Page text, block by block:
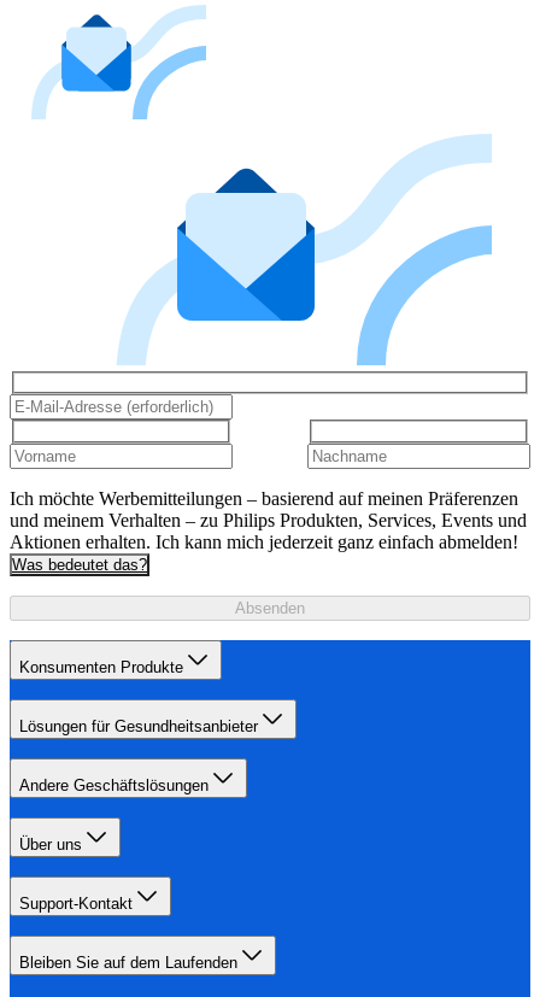
Ich möchte Werbemitteilungen – basierend auf meinen Präferenzen
und meinem Verhalten – zu Philips Produkten, Services, Events und
Aktionen erhalten. Ich kann mich jederzeit ganz einfach abmelden!
Was bedeutet das?
Absenden
Konsumenten Produkte
Lösungen für Gesundheitsanbieter
Andere Geschäftslösungen
Über uns
Support-Kontakt
Bleiben Sie auf dem Laufenden